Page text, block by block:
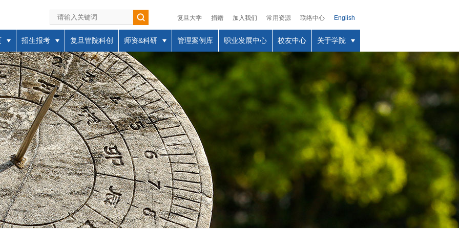
复旦大学 捐赠 加入我们 常用资源 联络中心 English
招生报考 复旦管院科创 师资&科研 管理案例库 职业发展中心 校友中心 关于学院